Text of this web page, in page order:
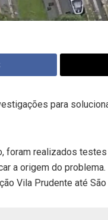
para
foram realizados
a origem do
Vila Prudente até